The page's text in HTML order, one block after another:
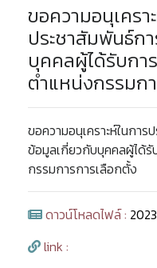
ขอความอนุเครา
ประชาสัมพันธ์ก
บุคคลผู้ได้รับกา
ตำแหน่งกรรมก
ขอความอนุเคราะห์ในกา
ข้อมูลเกี่ยวกับบุคคลผู้ได้รั
กรรมการการเลือกตั้ง
ดาวน์โหลดไฟล์ :
link :